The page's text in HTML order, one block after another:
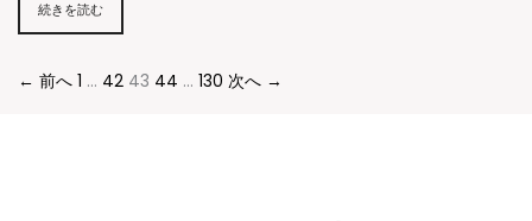
続きを読む
← 前へ 1 … 42 43 44 … 130 次へ →